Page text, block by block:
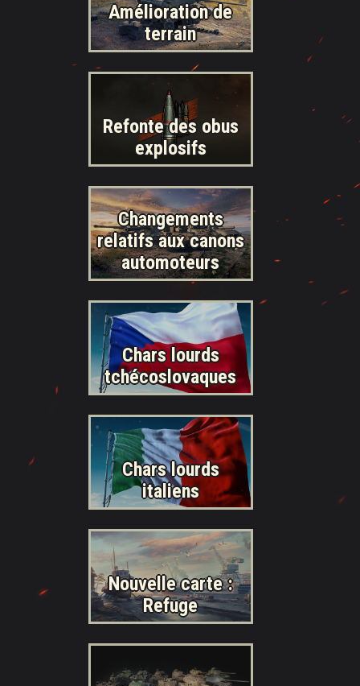
Amélioration de
terrain
Refonte des obus
explosifs
Changements
relatifs aux canons
automoteurs
Chars lourds
tchécoslovaques
Chars lourds
italiens
Nouvelle carte :
Refuge